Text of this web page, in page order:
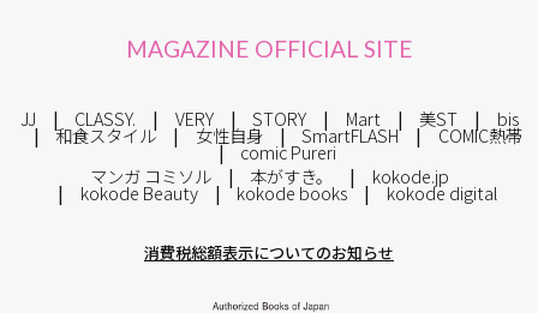
MAGAZINE OFFICIAL SITE
JJ CLASSY. VERY STORY Mart 美ST bis
和食スタイル 女性自身 SmartFLASH COMIC熱帯
comic Pureri
マンガ コミソル
本がすき。 kokode.jp
kokode Beauty kokode books kokode digital
消費税総額表示についてのお知らせ